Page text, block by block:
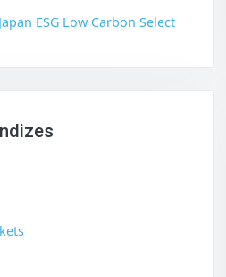
ESG Low Carbon Select